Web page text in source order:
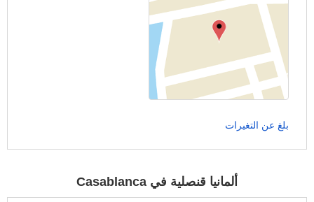
بلغ عن التغيرات
ألمانيا قنصلية في Casablanca